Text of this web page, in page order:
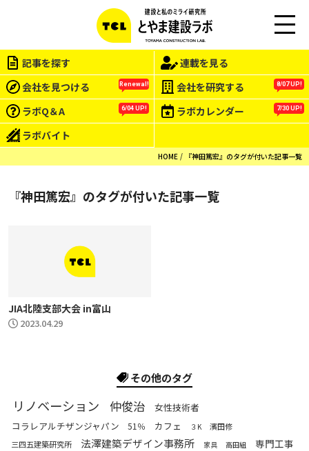
EN
記事を探す
連載を見る
会社を見つける
Renewal! 会社を研究する 8/07 UP!
ラボQ＆A 6/04 UP! ラボカレンダー 7/30 UP!
ラボバイト
HOME 『神田篤宏』のタグが付いた記事一覧
『神田篤宏』のタグが付いた記事一覧
JIA北陸支部大会 in富山
2023.04.29
その他のタグ
リノベーション 仲俊治
女性技術者
コラレアルチザンジャパン
51％ カフェ ３K
濱田修
三四五建築研究所
法澤建築デザイン事務所 家具 高田組 専門工事